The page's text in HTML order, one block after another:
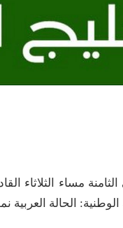
مساء الثلاثاء
الحالة العربية